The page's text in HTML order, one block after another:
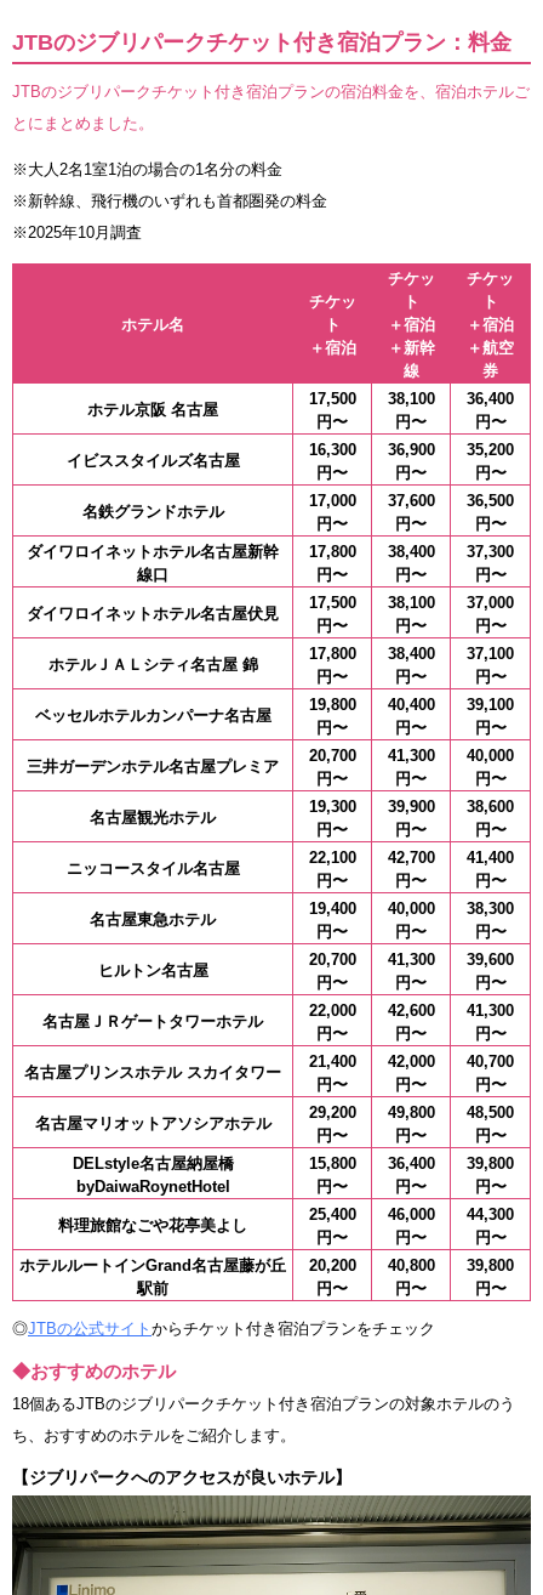
JTBのジブリパークチケット付き宿泊プラン：料金
JTBのジブリパークチケット付き宿泊プランの宿泊料金を、宿泊ホテルご
とにまとめました。
※大人2名1室1泊の場合の1名分の料金
※新幹線、飛行機のいずれも首都圏発の料金
※2025年10月調査
ホテル名
チケッ
ト
＋宿泊
チケッ
ト
＋宿泊
＋新幹
線
チケッ
ト
＋宿泊
＋航空
券
ホテル京阪 名古屋
17,500
円〜
38,100
円〜
36,400
円〜
イビススタイルズ名古屋
16,300
円〜
36,900
円〜
35,200
円〜
名鉄グランドホテル
17,000
円〜
37,600
円〜
36,500
円〜
ダイワロイネットホテル名古屋新幹
線口
17,800
円〜
38,400
円〜
37,300
円〜
ダイワロイネットホテル名古屋伏見
17,500
円〜
38,100
円〜
37,000
円〜
ホテルＪＡＬシティ名古屋 錦
17,800
円〜
38,400
円〜
37,100
円〜
ベッセルホテルカンパーナ名古屋
19,800
円〜
40,400
円〜
39,100
円〜
三井ガーデンホテル名古屋プレミア
20,700
円〜
41,300
円〜
40,000
円〜
名古屋観光ホテル
19,300
円〜
39,900
円〜
38,600
円〜
ニッコースタイル名古屋
22,100
円〜
42,700
円〜
41,400
円〜
名古屋東急ホテル
19,400
円〜
40,000
円〜
38,300
円〜
ヒルトン名古屋
20,700
円〜
41,300
円〜
39,600
円〜
名古屋ＪＲゲートタワーホテル
22,000
円〜
42,600
円〜
41,300
円〜
名古屋プリンスホテル スカイタワー
21,400
円〜
42,000
円〜
40,700
円〜
名古屋マリオットアソシアホテル
29,200
円〜
49,800
円〜
48,500
円〜
DELstyle名古屋納屋橋
byDaiwaRoynetHotel
15,800
円〜
36,400
円〜
39,800
円〜
料理旅館なごや花亭美よし
25,400
円〜
46,000
円〜
44,300
円〜
ホテルルートインGrand名古屋藤が丘
駅前
20,200
円〜
40,800
円〜
39,800
円〜
◎JTBの公式サイト からチケット付き宿泊プランをチェック
◆おすすめのホテル
18個あるJTBのジブリパークチケット付き宿泊プランの対象ホテルのう
ち、おすすめのホテルをご紹介します。
【ジブリパークへのアクセスが良いホテル】